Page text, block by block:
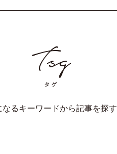
なるキーワードから記事を探す